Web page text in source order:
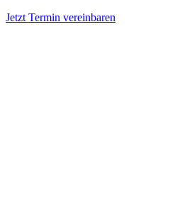
Jetzt Termin vereinbaren